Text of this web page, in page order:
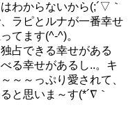
わからないから(;´▽｀
ラピとルナが一番幸せ
てます(^-^)。
占できる幸せがある
る幸せがあるし..。キ
～～っぷり愛されて、
と思いま～す(*´∇｀